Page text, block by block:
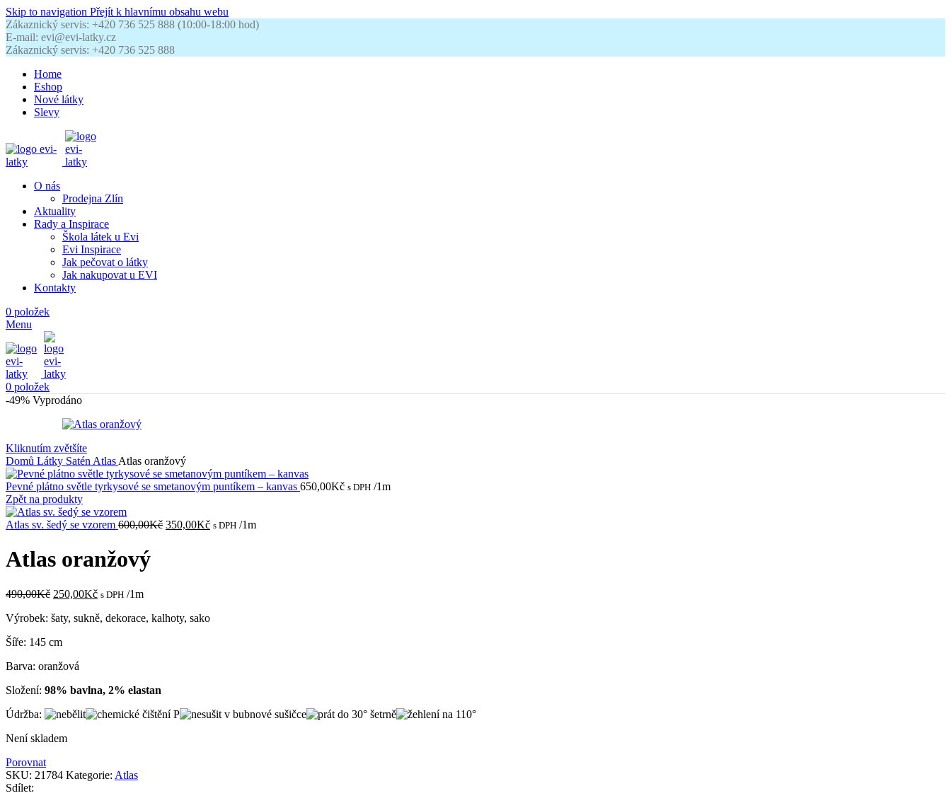
Skip to navigation Přejít k hlavnímu obsahu webu
Zákaznický servis: +420 736 525 888 (10:00-18:00 hod)
E-mail: evi@evi-latky.cz
Zákaznický servis: +420 736 525 888
Home
Eshop
Nové látky
Slevy
O nás
Prodejna Zlín
Aktuality
Rady a Inspirace
Škola látek u Evi
Evi Inspirace
Jak pečovat o látky
Jak nakupovat u EVI
Kontakty
0 položek
Menu
0 položek
-49% Vyprodáno
Kliknutím zvětšíte
Domů Látky Satén Atlas Atlas oranžový
Pevné plátno světle tyrkysové se smetanovým puntíkem – kanvas 650,00Kč s DPH /1m
Zpět na produkty
Atlas sv. šedý se vzorem 600,00Kč Původní
350,00KčAktuální
s DPH /1m
Atlas oranžový
490,00Kč Původní
byla:
250,00KčAktuální
je:
s DPH /1m
Výrobek: šaty, sukně, dekorace, kalhoty, sako
Šíře: 145 cm
Barva: oranžová
Složení: 98% bavlna, 2% elastan
Údržba:
Není skladem
Porovnat
SKU: 21784 Kategorie: Atlas
Sdílet: